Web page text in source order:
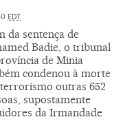
EDT
da sentença de
Badie, o tribunal
de Minia
condenou à morte
outras 652
supostamente
da Irmandade